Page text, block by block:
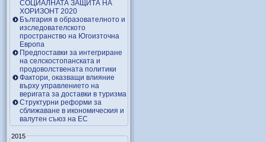
СОЦИАЛНАТА ЗАЩИТА НА
ХОРИЗОНТ 2020
България в образователното и
изследователското
пространство на Югоизточна
Европа
Предпоставки за интегриране
на селскостопанската и
продоволствената политики
Фактори, оказващи влияние
върху управлението на
веригата за доставки в туризма
Структурни реформи за
сближаване в икономическия и
валутен съюз на ЕС
2015